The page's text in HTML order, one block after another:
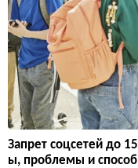
Запрет соцсетей до
ы, проблемы и